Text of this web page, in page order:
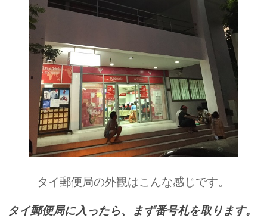
タイ郵便局の外観はこんな感じです。
タイ郵便局に入ったら、まず番号札を取ります。